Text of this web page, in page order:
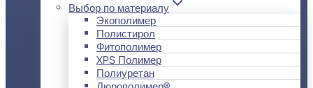
Выбор по материалу
Экополимер
Полистирол
Фитополимер
XPS Полимер
Полиуретан